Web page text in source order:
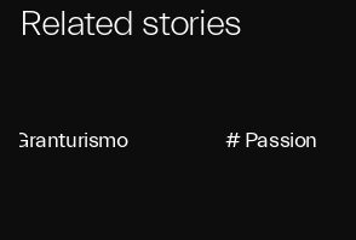
Related stories
Granturismo # Passion